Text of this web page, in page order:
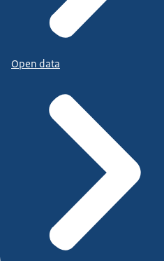
Open data